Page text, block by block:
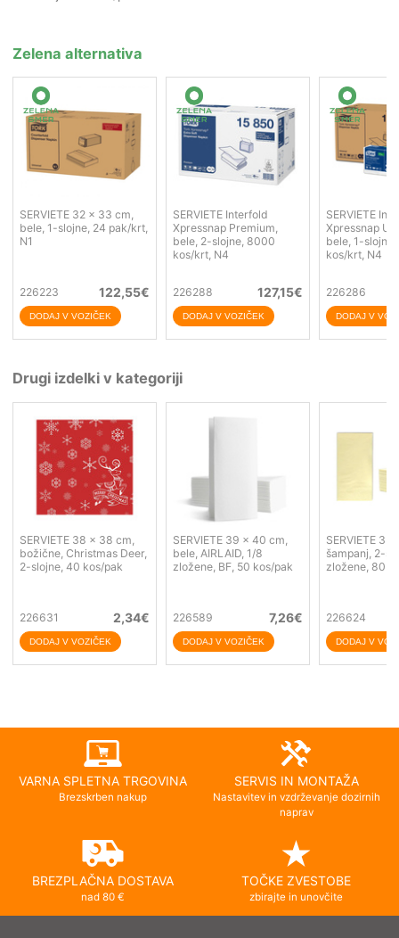
Zelena alternativa
SERVIETE 32 x 33 cm,
bele, 1-slojne, 24 pak/krt,
N1
226223 122,55€
SERVIETE Interfold
Xpressnap Premium,
bele, 2-slojne, 8000
kos/krt, N4
226288 127,15€
SERVIETE
Xpressnap
bele, 1-
kos/krt, N4
226286
Drugi izdelki v kategoriji
SERVIETE 38 x 38 cm,
božične, Christmas Deer,
2-slojne, 40 kos/pak
226631 2,34€
SERVIETE 39 x 40 cm,
bele, AIRLAID, 1/8
zložene, BF, 50 kos/pak
226589 7,26€
SERVIETE
šampanj, 2-
zložene, 80
226624
VARNA SPLETNA TRGOVINA
Brezskrben nakup
SERVIS IN MONTAŽA
Nastavitev in vzdrževanje dozirnih
naprav
BREZPLAČNA DOSTAVA
nad 80 €
TOČKE ZVESTOBE
zbirajte in unovčite